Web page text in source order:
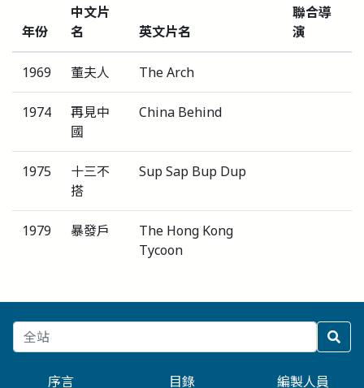
年份
中文片
名
英文片名
聯合導
演
1969 董夫人 The Arch
1974
再見中
國
China Behind
1975
十三不
搭
Sup Sap Bup Dup
1979 暴發戶
The Hong Kong
Tycoon
序言 目錄 編製人員